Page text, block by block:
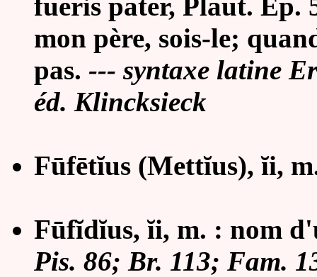
mon père, sois-le;
pas. --- syntaxe latine
éd. Klincksieck
Fūfētĭus (Mettĭus), ĭi,
Fūfĭdĭus, ĭi, m. : nom
Pis. 86; Br. 113; Fam.